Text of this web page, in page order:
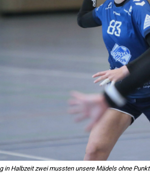
in Halbzeit zwei mussten unsere Mädels ohne